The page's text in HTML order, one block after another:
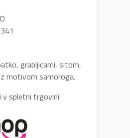
grabljicami, sitom,
motivom samoroga.
v spletni trgovini